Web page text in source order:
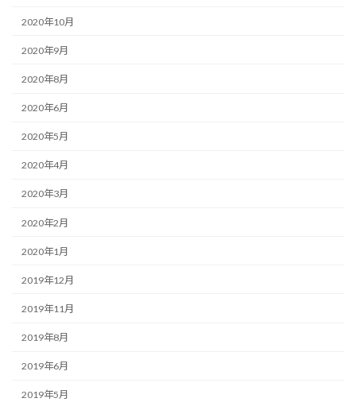
2020年10月
2020年9月
2020年8月
2020年6月
2020年5月
2020年4月
2020年3月
2020年2月
2020年1月
2019年12月
2019年11月
2019年8月
2019年6月
2019年5月